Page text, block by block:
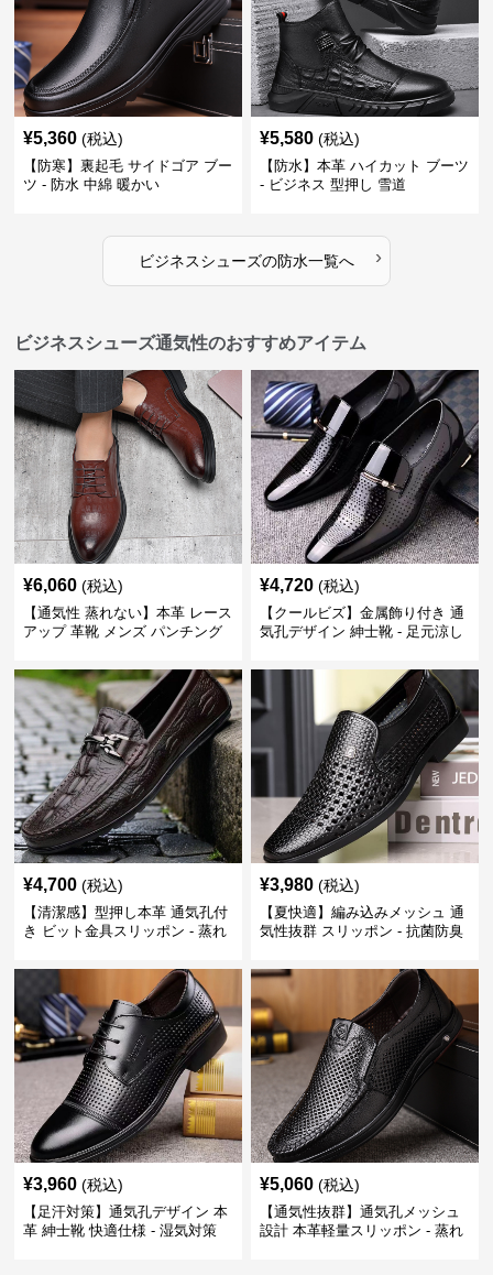
¥5,360 (税込)
【防寒】裏起毛 サイドゴア ブー
ツ - 防水 中綿 暖かい
¥5,580 (税込)
【防水】本革 ハイカット ブーツ
- ビジネス 型押し 雪道
ビジネスシューズの防水一覧へ ›
ビジネスシューズ通気性のおすすめアイテム
¥6,060 (税込)
【通気性 蒸れない】本革 レース
アップ 革靴 メンズ パンチング
い 営業
¥4,720 (税込)
【クールビズ】金属飾り付き 通
気孔デザイン 紳士靴 - 足元涼し
¥4,700 (税込)
【清潔感】型押し本革 通気孔付
き ビット金具スリッポン - 蒸れ
¥3,980 (税込)
【夏快適】編み込みメッシュ 通
気性抜群 スリッポン - 抗菌防臭
¥3,960 (税込)
【足汗対策】通気孔デザイン 本
革 紳士靴 快適仕様 - 湿気対策
¥5,060 (税込)
【通気性抜群】通気孔メッシュ
設計 本革軽量スリッポン - 蒸れ